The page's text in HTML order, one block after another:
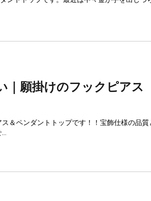
｜願掛けのフックピアス
ス＆ペンダントトップです！！宝飾仕様の品